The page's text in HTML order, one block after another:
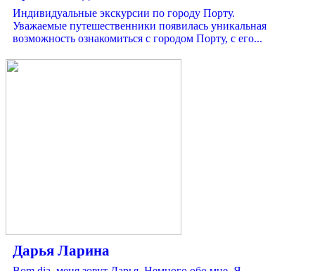
Индивидуальные экскурсии по городу Порту.
Уважаемые путешественники появилась уникальная
возможность ознакомиться с городом Порту, с его...
Дарья Ларина